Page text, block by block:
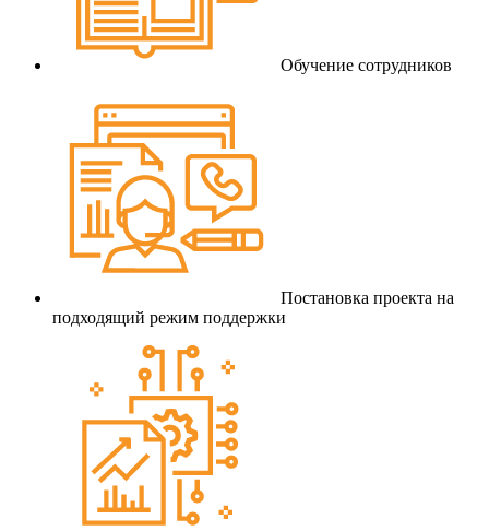
Обучение сотрудников
Постановка проекта на
подходящий режим поддержки